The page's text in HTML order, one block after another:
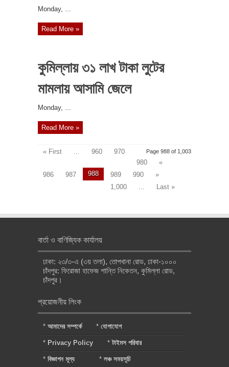
‎Monday, ...
Read More »
কুমিল্লায় ৩১ লাখ টাকা লুটের
মামলায় আসামি জেলে
‎Monday, ...
Read More »
Page 988 of 1,003
« First 960
970
980
«
986
987 988 989 990
»
1,000
Last »
বার্তা ও বাণিজ্যিক কার্যালয়
ঢাকা: ২৩/৩-এ (৩য় তলা), তোপখানা রোড, ঢাকা-১০০০
চাঁদপুর: ফিরোজা হাফেজ শান্তি নিকেতন, কুমিল্লা রোড,
চাঁদপুর।
প্রয়োজনীয় লিংক
* আমাদের সম্পর্কে * যোগাযোগ
* Privacy Policy *টাইমস পরিবার
* বিজ্ঞাপন মূল্য * লঞ্চ সময়সূচি